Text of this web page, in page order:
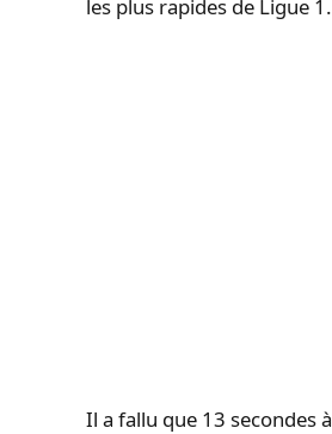
les plus rapides de Ligue 1.
Il a fallu que 13 secondes à